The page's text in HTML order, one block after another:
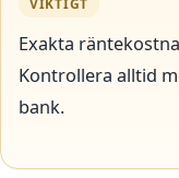
Exakta
Kontrollera alltid
bank.